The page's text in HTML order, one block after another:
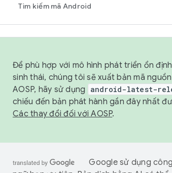
Tìm kiếm mã Android
Để phù hợp với mô hình phát triển ổn
sinh thái, chúng tôi sẽ xuất bản mã
AOSP, hãy sử dụng
android-latest-
chiếu đến bản phát hành gần đây nhất
Các thay đổi đối với AOSP.
Google sử dụng